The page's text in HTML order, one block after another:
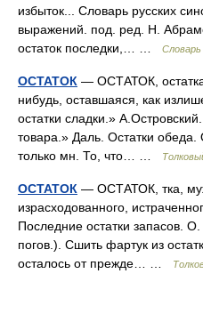
избыток... Словарь русских
выражений. под. ред. Н.
остаток последки,… …
ОСТАТОК — ОСТАТОК,
нибудь, оставшаяся, как
остатки сладки.»
товара.» Даль. Остатки
только мн. То, что… …
ОСТАТОК — ОСТАТОК, тка,
израсходованного,
Последние остатки запасов.
погов.). Сшить фартук из
осталось от прежде… …